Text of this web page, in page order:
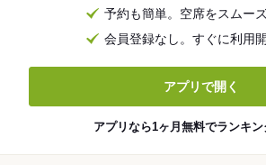
予約も簡単。空席をスムー
会員登録なし。すぐに利用
アプリで開く
アプリなら1ヶ月無料でランキン